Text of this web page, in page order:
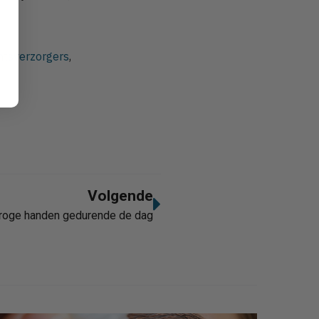
,
Volgende
handen gedurende de dag